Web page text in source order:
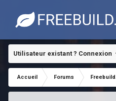
Utilisateur existant ? Connexion
Accueil Forums